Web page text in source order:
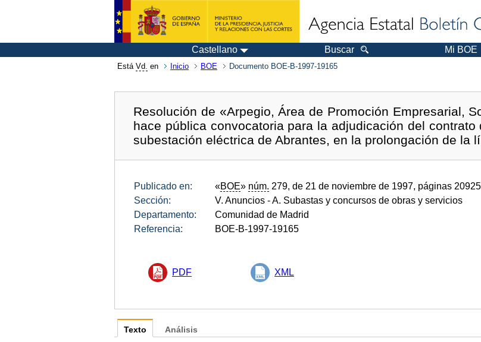
Castellano Buscar Mi BOE
Está Vd. en Inicio BOE Documento BOE-B-1997-19165
Resolución de «Arpegio, Área de Promoción Empresarial,
hace pública convocatoria para la adjudicación del
subestación eléctrica de Abrantes, en la prolongación de la
Publicado en: «BOE» núm. 279, de 21 de noviembre de 1997, páginas
Sección:
V. Anuncios - A. Subastas y concursos de obras y servicios
Departamento:
Comunidad de Madrid
Referencia:
BOE-B-1997-19165
PDF XML
Texto Análisis